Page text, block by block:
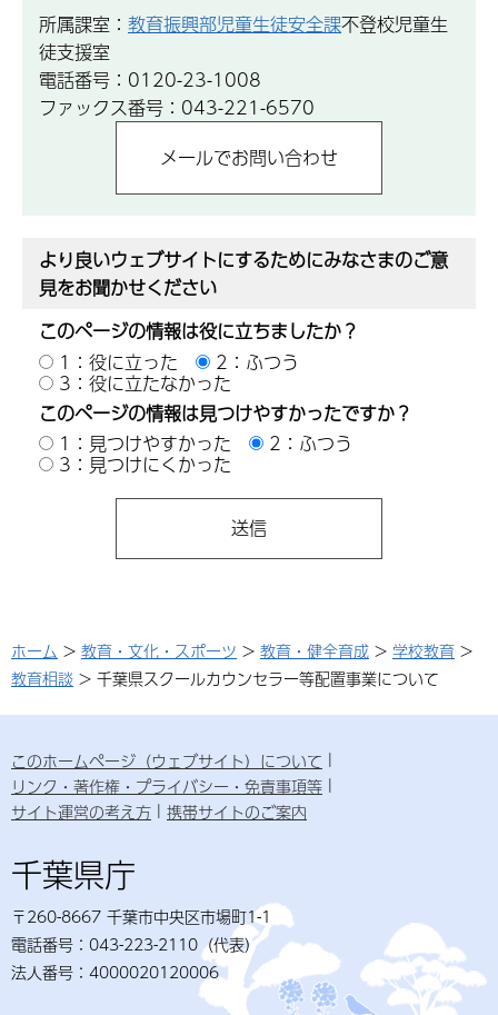
所属課室： 教育振興部児童生徒安全課不登校児童生
徒支援室
電話番号：0120-23-1008
ファックス番号：043-221-6570
より良いウェブサイトにするためにみなさまのご意
見をお聞かせください
このページの情報は役に立ちましたか？
1：役に立った
2：ふつう
3：役に立たなかった
このページの情報は見つけやすかったですか？
1：見つけやすかった
2：ふつう
3：見つけにくかった
ホーム > 教育・文化・スポーツ > 教育・健全育成 > 学校教育 >
教育相談 > 千葉県スクールカウンセラー等配置事業について
このホームページ（ウェブサイト）について
リンク・著作権・プライバシー・免責事項等
サイト運営の考え方
携帯サイトのご案内
千葉県庁
〒260-8667 千葉市中央区市場町1-1
電話番号：043-223-2110（代表）
法人番号：4000020120006